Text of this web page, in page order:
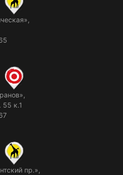
55 к.1
пр.»,